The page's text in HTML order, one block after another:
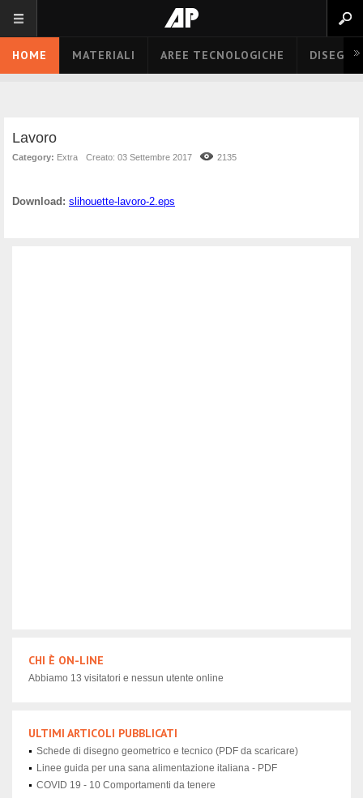
HOME MATERIALI AREE TECNOLOGICHE DISEGNO
Lavoro
Category: Extra Creato: 03 Settembre 2017 2135
Download: slihouette-lavoro-2.eps
CHI È ON-LINE
Abbiamo 13 visitatori e nessun utente online
ULTIMI ARTICOLI PUBBLICATI
Schede di disegno geometrico e tecnico (PDF da scaricare)
Linee guida per una sana alimentazione italiana - PDF
COVID 19 - 10 Comportamenti da tenere